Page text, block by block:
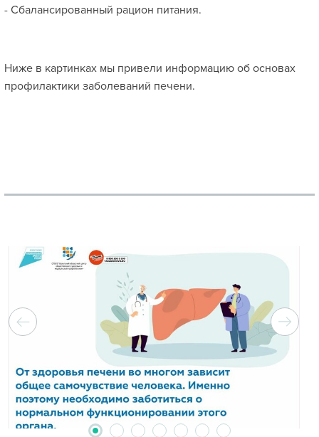
- Сбалансированный рацион питания.
Ниже в картинках мы привели информацию об основах
профилактики заболеваний печени.